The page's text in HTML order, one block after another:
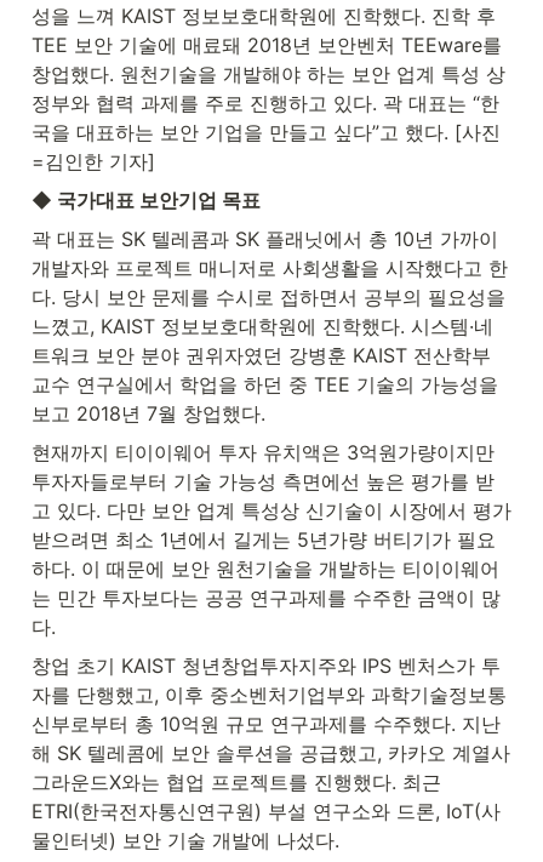
성을 느껴 KAIST 정보보호대학원에 진학했다. 진학 후
TEE 보안 기술에 매료돼 2018년 보안벤처 TEEware를
창업했다. 원천기술을 개발해야 하는 보안 업계 특성 상
정부와 협력 과제를 주로 진행하고 있다. 곽 대표는 “한
국을 대표하는 보안 기업을 만들고 싶다”고 했다. [사진
=김인한 기자]
◆ 국가대표 보안기업 목표
곽 대표는 SK 텔레콤과 SK 플래닛에서 총 10년 가까이
개발자와 프로젝트 매니저로 사회생활을 시작했다고 한
다. 당시 보안 문제를 수시로 접하면서 공부의 필요성을
느꼈고, KAIST 정보보호대학원에 진학했다. 시스템·네
트워크 보안 분야 권위자였던 강병훈 KAIST 전산학부
교수 연구실에서 학업을 하던 중 TEE 기술의 가능성을
보고 2018년 7월 창업했다.
현재까지 티이이웨어 투자 유치액은 3억원가량이지만
투자자들로부터 기술 가능성 측면에선 높은 평가를 받
고 있다. 다만 보안 업계 특성상 신기술이 시장에서 평가
받으려면 최소 1년에서 길게는 5년가량 버티기가 필요
하다. 이 때문에 보안 원천기술을 개발하는 티이이웨어
는 민간 투자보다는 공공 연구과제를 수주한 금액이 많
다.
창업 초기 KAIST 청년창업투자지주와 IPS 벤처스가 투
자를 단행했고, 이후 중소벤처기업부와 과학기술정보통
신부로부터 총 10억원 규모 연구과제를 수주했다. 지난
해 SK 텔레콤에 보안 솔루션을 공급했고, 카카오 계열사
그라운드X와는 협업 프로젝트를 진행했다. 최근
ETRI(한국전자통신연구원) 부설 연구소와 드론, IoT(사
물인터넷) 보안 기술 개발에 나섰다.